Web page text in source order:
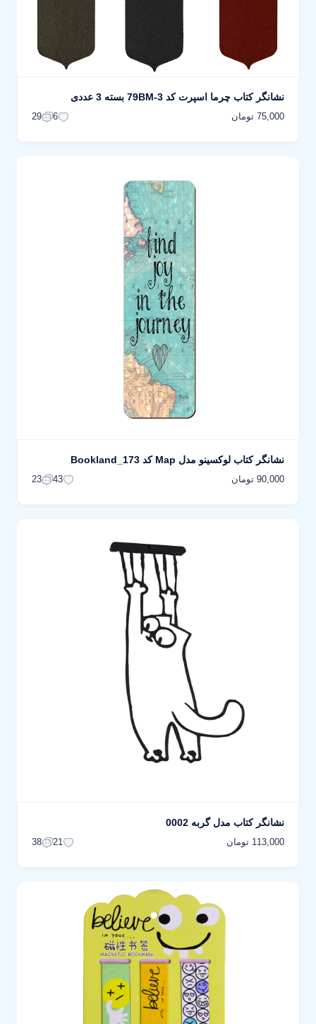
نشانگر کتاب چرما اسپرت کد 79BM-3 بسته 3 عددی
75,000 تومان 6
29
نشانگر کتاب لوکسینو مدل Map کد Bookland_173
90,000 تومان 43
23
نشانگر کتاب مدل گربه 0002
113,000 تومان 21
38